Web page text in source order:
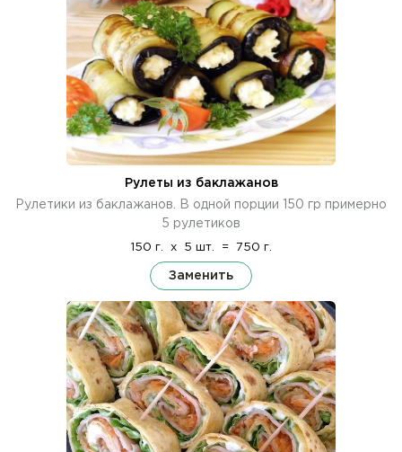
Рулеты из баклажанов
Рулетики из баклажанов. В одной порции 150 гр примерно
5 рулетиков
150 г. x 5 шт. = 750 г.
Заменить